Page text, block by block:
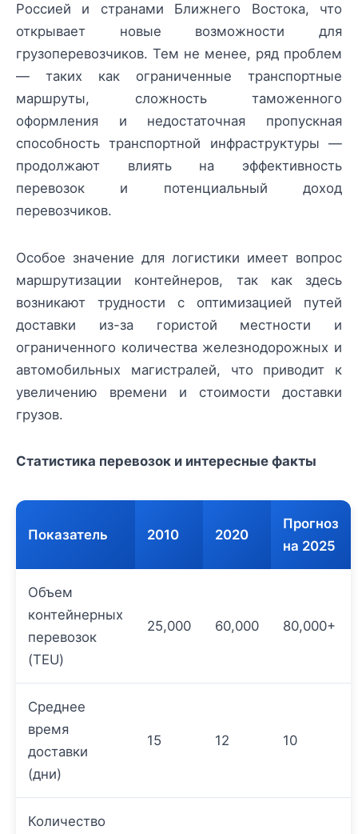
Россией и странами Ближнего Востока, что
открывает новые возможности для
грузоперевозчиков. Тем не менее, ряд проблем
— таких как ограниченные транспортные
маршруты, сложность таможенного
оформления и недостаточная пропускная
способность транспортной инфраструктуры —
продолжают влиять на эффективность
перевозок и потенциальный доход
перевозчиков.
Особое значение для логистики имеет вопрос
маршрутизации контейнеров, так как здесь
возникают трудности с оптимизацией путей
доставки из-за гористой местности и
ограниченного количества железнодорожных и
автомобильных магистралей, что приводит к
увеличению времени и стоимости доставки
грузов.
Статистика перевозок и интересные факты
Показатель 2010 2020
Прогноз
на 2025
Объем
контейнерных
перевозок
(TEU)
25,000 60,000 80,000+
Среднее
время
доставки
(дни)
15 12 10
Количество